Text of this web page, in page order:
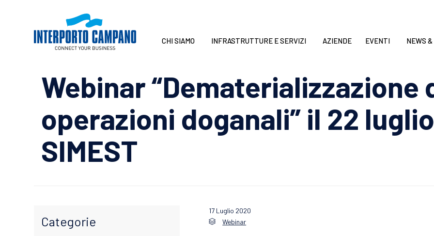
CHI SIAMO INFRASTRUTTURE E SERVIZI AZIENDE EVENTI NEWS
Webinar “Dematerializzazione
operazioni doganali” il 22
SIMEST
17 Luglio 2020
 Category
Webinar
Categorie